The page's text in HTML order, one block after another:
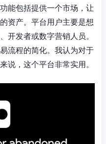
能包括提供一个市场，让
资产。平台用户主要是想
开发者或数字营销人员。
流程的简化。我认为对于
说，这个平台非常实用。